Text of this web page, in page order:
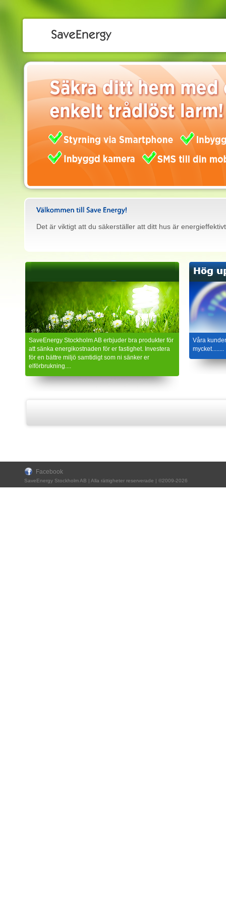
Det är viktigt att du säkerställer att ditt hus är
SaveEnergy Stockholm AB erbjuder bra produkter för
att sänka energikostnaden för er fastighet. Investera
för en bättre miljö samtidigt som ni sänker er
elförbrukning....
Våra
mycket........
Facebook
SaveEnergy Stockholm AB | Alla rättigheter reserverade | ©2009-2026